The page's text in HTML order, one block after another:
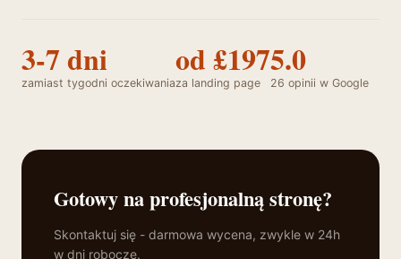
3-7 dni
zamiast tygodni oczekiwania
od £197
za landing page
5.0
26 opinii w Google
Gotowy na profesjonalną stronę?
Skontaktuj się - darmowa wycena, zwykle w 24h
w dni robocze.